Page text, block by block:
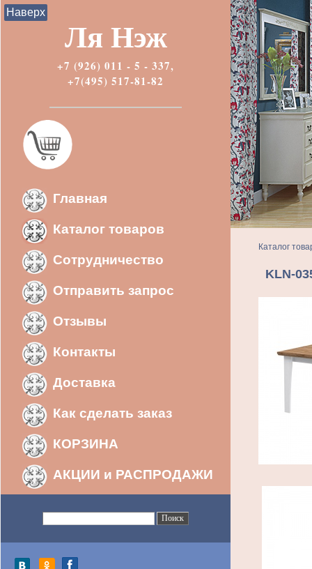
Ля Нэж
+7 (926) 011 - 5 - 337,
+7(495) 517-81-82
Главная
Каталог товаров
Сотрудничество
Отправить запрос
Отзывы
Контакты
Доставка
Как сделать заказ
КОРЗИНА
АКЦИИ и РАСПРОДАЖИ
Каталог
KLN-
Наверх